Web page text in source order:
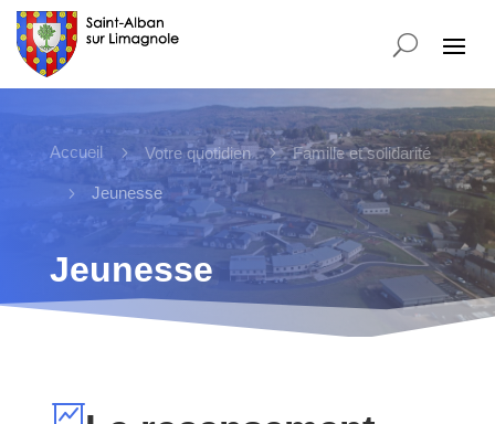
Accueil 5 Votre quotidien 5 Famille et solidarité
5 Jeunesse
Jeunesse